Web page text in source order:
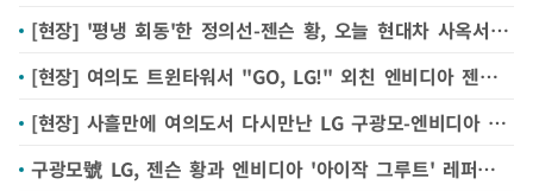
[현장] '평냉 회동'한 정의선-젠슨 황, 오늘 현대차 사옥서 '로봇' 함께 둘러봐
[현장] 여의도 트윈타워서 "GO, LG!" 외친 엔비디아 젠슨 황 '로보틱스·AI' 협력 강화
[현장] 사흘만에 여의도서 다시만난 LG 구광모-엔비디아 젠슨 황 "피지컬 AI 협력"
구광모號 LG, 젠슨 황과 엔비디아 '아이작 그루트' 레퍼런스 로봇 공동 개발